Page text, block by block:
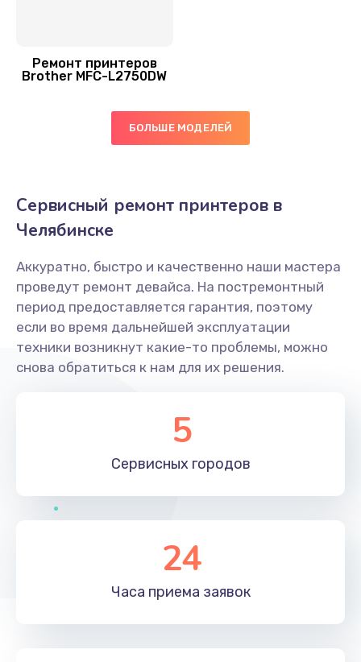
Ремонт принтеров
Brother MFC-L2750DW
БОЛЬШЕ МОДЕЛЕЙ
Сервисный ремонт принтеров в
Челябинске
Аккуратно, быстро и качественно наши мастера
проведут ремонт девайса. На постремонтный
период предоставляется гарантия, поэтому
если во время дальнейшей эксплуатации
техники возникнут какие-то проблемы, можно
снова обратиться к нам для их решения.
5
Сервисных городов
24
Часа приема заявок